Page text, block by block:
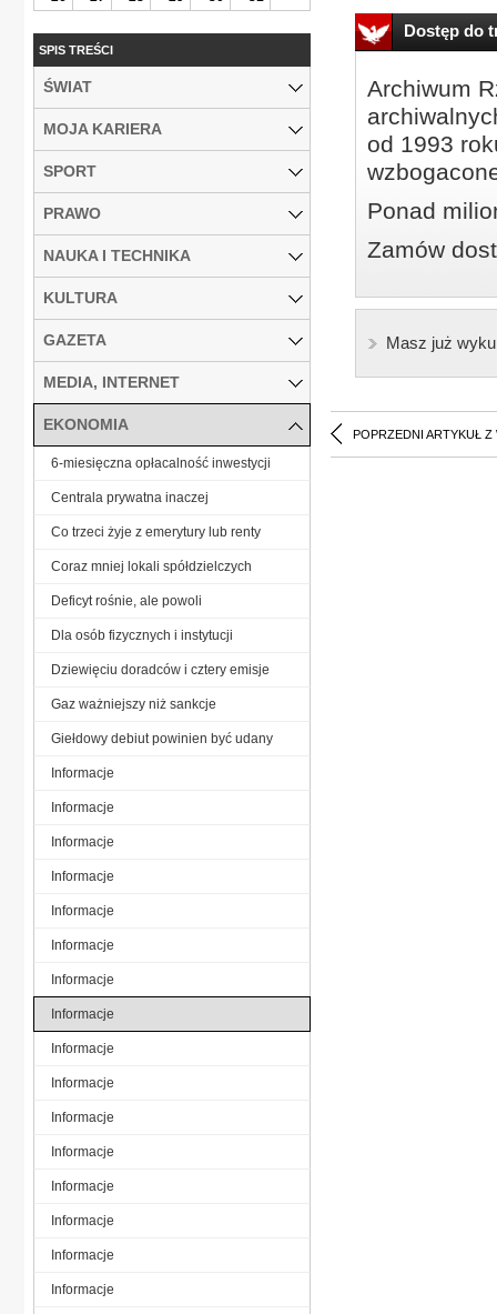
Dostęp do
Archiwum
od 1993
Ponad
Zamów
Masz już
POPRZEDNI ARTYKUŁ Z
SPIS TREŚCI
ŚWIAT
MOJA KARIERA
SPORT
PRAWO
NAUKA I TECHNIKA
KULTURA
GAZETA
MEDIA, INTERNET
EKONOMIA
6-miesięczna opłacalność inwestycji
Centrala prywatna inaczej
Co trzeci żyje z emerytury lub renty
Coraz mniej lokali spółdzielczych
Deficyt rośnie, ale powoli
Dla osób fizycznych i instytucji
Dziewięciu doradców i cztery emisje
Gaz ważniejszy niż sankcje
Giełdowy debiut powinien być udany
Informacje
Informacje
Informacje
Informacje
Informacje
Informacje
Informacje
Informacje
Informacje
Informacje
Informacje
Informacje
Informacje
Informacje
Informacje
Informacje